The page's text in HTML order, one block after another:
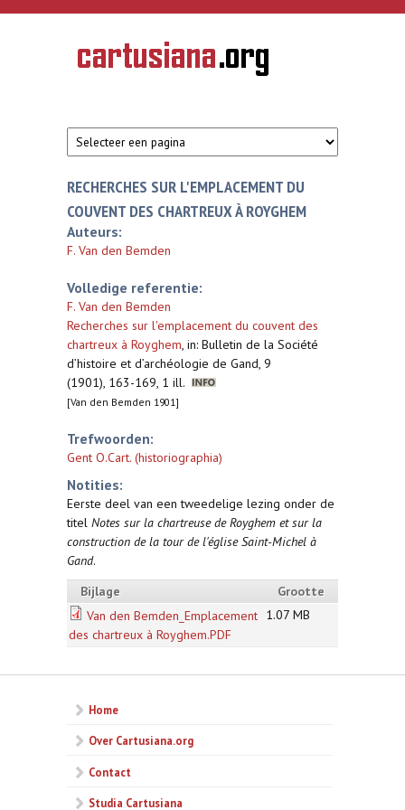
Overslaan en naar de inhoud gaan
CARTUSIANA
Geschiedenis
van de
RECHERCHES SUR L'EMPLACEMENT DU
COUVENT DES CHARTREUX À ROYGHEM
Auteurs:
F. Van den Bemden
Volledige referentie:
F. Van den Bemden
Recherches sur l'emplacement du couvent des
chartreux à Royghem, in: Bulletin de la Société
d’histoire et d’archéologie de Gand, 9
(1901), 163-169, 1 ill.
[Van den Bemden 1901]
Trefwoorden:
Gent O.Cart. (historiographia)
Notities:
Eerste deel van een tweedelige lezing onder de
titel Notes sur la chartreuse de Royghem et sur la
construction de la tour de l'église Saint-Michel à
Gand.
Bijlage
Grootte
Van den Bemden_Emplacement
des chartreux à Royghem.PDF
1.07 MB
Home
Over Cartusiana.org
Contact
Studia Cartusiana